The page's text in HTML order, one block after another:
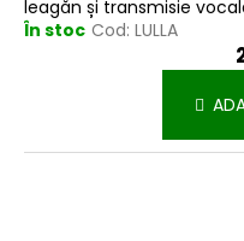
leagăn și transmisie
În stoc Cod: LULLA